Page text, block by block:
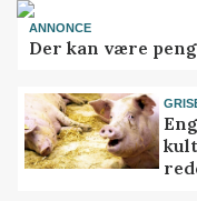
ANNONCE
Der kan være